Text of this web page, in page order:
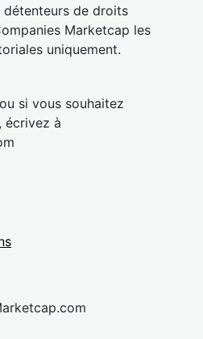
de droits
Marketcap les
uniquement.
si vous souhaitez
écrivez à